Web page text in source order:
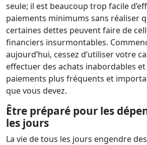
seule; il est beaucoup trop facile
paiements minimums sans réaliser
certaines dettes peuvent faire de
financiers insurmontables.
aujourd’hui, cessez d’utiliser votre
effectuer des achats inabordables
paiements plus fréquents et
que vous devez.
Être préparé pour les
les jours
La vie de tous les jours engendre